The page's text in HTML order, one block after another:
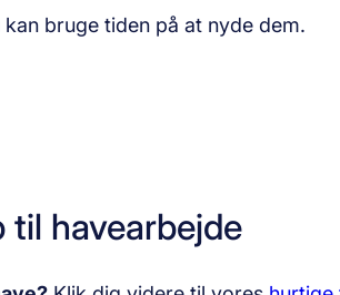
bruge tiden på at nyde dem.
havearbejde